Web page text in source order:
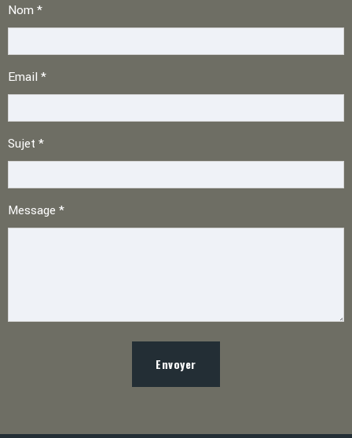
form
Nom *
Email *
Sujet *
Message *
Envoyer